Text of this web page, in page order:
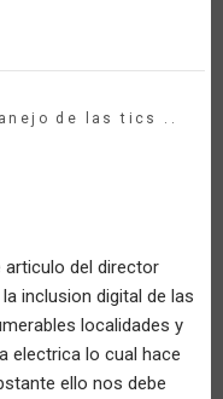
de las tics ..
articulo del director
inclusion digital de las
localidades y
electrica lo cual hace
ello nos debe